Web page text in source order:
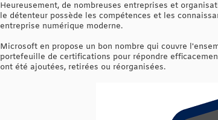
Heureusement, de nombreuses entreprises et
le détenteur possède les compétences et les
entreprise numérique moderne.
Microsoft en propose un bon nombre qui couvre
portefeuille de certifications pour répondre
ont été ajoutées, retirées ou réorganisées.